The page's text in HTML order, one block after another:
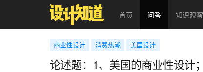
首页 问答 知识观
商业性设计 消费热潮 美国设计
论述题：1、美国的商业性设计